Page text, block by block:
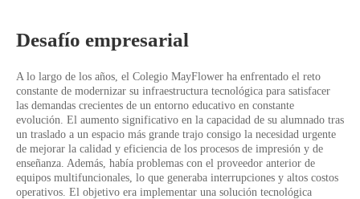
Desafío empresarial
A lo largo de los años, el Colegio MayFlower ha enfrentado el reto
constante de modernizar su infraestructura tecnológica para satisfacer
las demandas crecientes de un entorno educativo en constante
evolución. El aumento significativo en la capacidad de su alumnado tras
un traslado a un espacio más grande trajo consigo la necesidad urgente
de mejorar la calidad y eficiencia de los procesos de impresión y de
enseñanza. Además, había problemas con el proveedor anterior de
equipos multifuncionales, lo que generaba interrupciones y altos costos
operativos. El objetivo era implementar una solución tecnológica